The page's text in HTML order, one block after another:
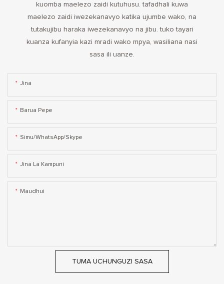
kuomba maelezo zaidi kutuhusu. tafadhali kuwa
maelezo zaidi iwezekanavyo katika ujumbe wako, na
tutakujibu haraka iwezekanavyo na jibu. tuko tayari
kuanza kufanyia kazi mradi wako mpya, wasiliana nasi
sasa ili uanze.
Jina
Barua Pepe
Simu/WhatsApp/Skype
Jina La Kampuni
Maudhui
TUMA UCHUNGUZI SASA